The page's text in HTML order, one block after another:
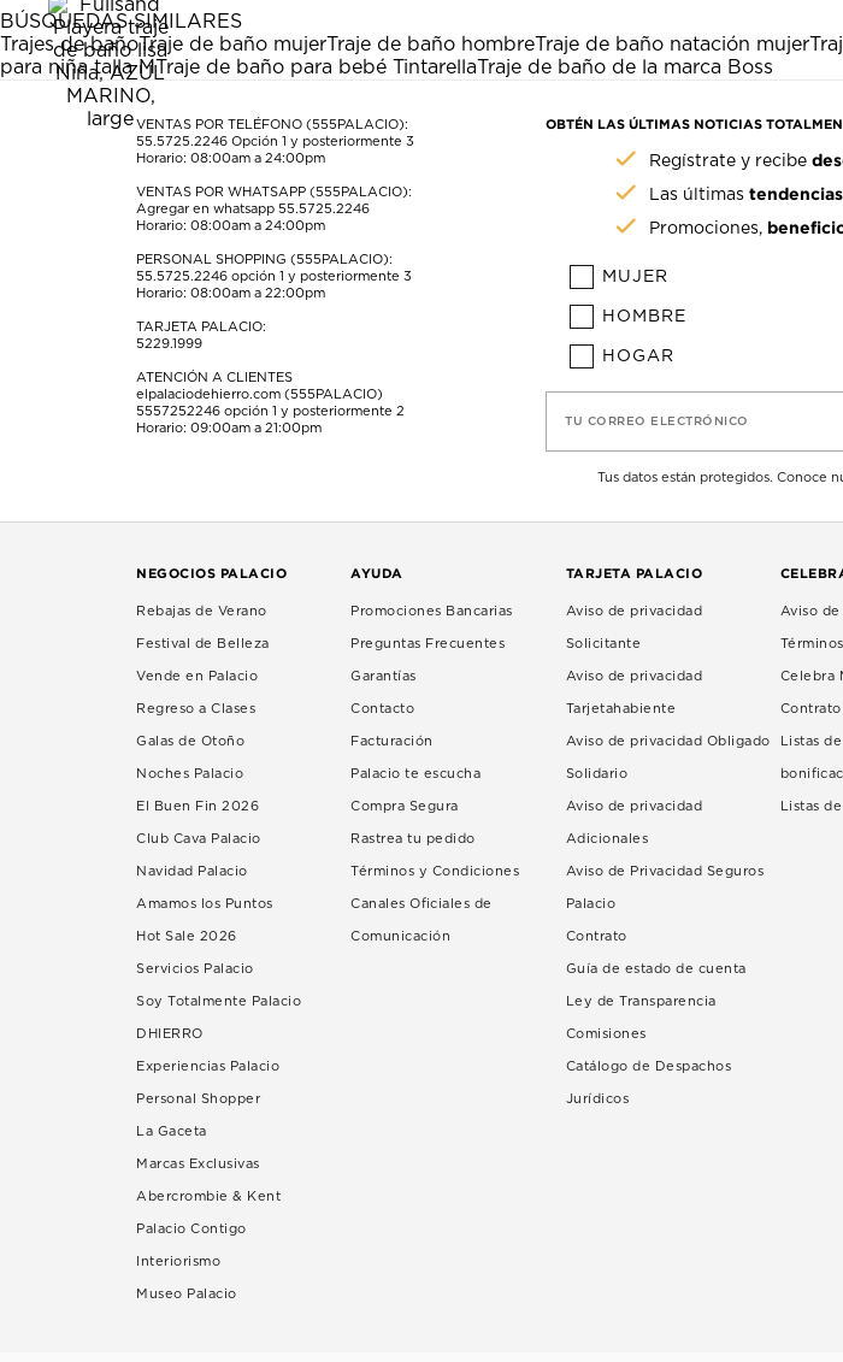
estrella
Esta
acción
abrirá
el
formulario
estrellas.
Esta
acción
abrirá
el
formulario
de
estrellas.
Esta
acción
abrirá
formulario
de
estrellas.
Esta
acción
abrirá
formulario
de
acción
abrirá
formulario
de
envío.
BÚSQUEDAS SIMILARES
Trajes de bañoTraje de baño mujerTraje de baño hombreTraje de baño natación mujer
para niña talla MTraje de baño para bebé TintarellaTraje de baño de la marca Boss
VENTAS POR TELÉFONO (555PALACIO):
55.5725.2246 Opción 1 y posteriormente 3
Horario: 08:00am a 24:00pm
VENTAS POR WHATSAPP (555PALACIO):
Agregar en whatsapp 55.5725.2246
Horario: 08:00am a 24:00pm
PERSONAL SHOPPING (555PALACIO):
55.5725.2246 opción 1 y posteriormente 3
Horario: 08:00am a 22:00pm
TARJETA PALACIO:
5229.1999
ATENCIÓN A CLIENTES
elpalaciodehierro.com (555PALACIO)
5557252246 opción 1 y posteriormente 2
Horario: 09:00am a 21:00pm
OBTÉN LAS ÚLTIMAS NOTICIAS
Regístrate y recibe
Las últimastendencias
Promociones,
MUJER
HOMBRE
HOGAR
TU CORREO ELECTRÓNICO
Tus datos están protegidos. Conoce
NEGOCIOS PALACIO
Rebajas de Verano
Festival de Belleza
Vende en Palacio
Regreso a Clases
Galas de Otoño
Noches Palacio
El Buen Fin 2026
Club Cava Palacio
Navidad Palacio
Amamos los Puntos
Hot Sale 2026
Servicios Palacio
Soy Totalmente Palacio
DHIERRO
Experiencias Palacio
Personal Shopper
La Gaceta
Marcas Exclusivas
Abercrombie & Kent
Palacio Contigo
Interiorismo
Museo Palacio
AYUDA
Promociones Bancarias
Preguntas Frecuentes
Garantías
Contacto
Facturación
Palacio te escucha
Compra Segura
Rastrea tu pedido
Términos y Condiciones
Canales Oficiales de
Comunicación
TARJETA PALACIO
Aviso de privacidad
Solicitante
Aviso de privacidad
Tarjetahabiente
Aviso de privacidad Obligado
Solidario
Aviso de privacidad
Adicionales
Aviso de Privacidad Seguros
Palacio
Contrato
Guía de estado de cuenta
Ley de Transparencia
Comisiones
Catálogo de Despachos
Jurídicos
Aviso de
Celebra
Contrato
Listas
Listas